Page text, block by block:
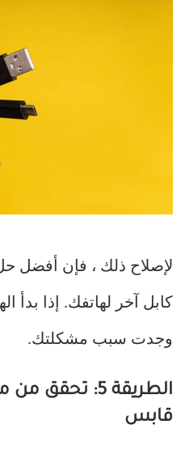
لإصلاح ذلك ، فإن أفضل
كابل آخر لهاتفك. إذا بدأ
وجدت سبب مشكلتك.
الطريقة 5:
قابس